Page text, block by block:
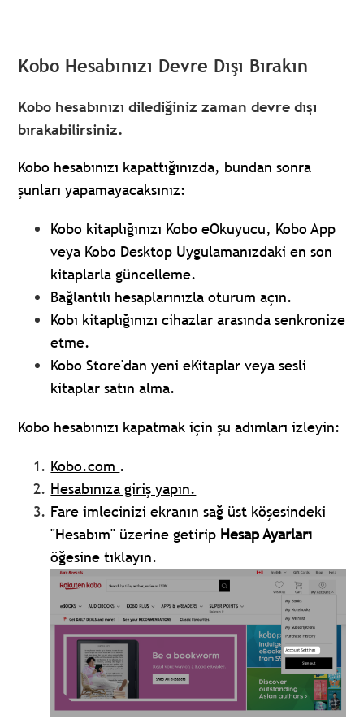
Kobo Hesabınızı Devre Dışı Bırakın
Kobo hesabınızı dilediğiniz zaman devre dışı
bırakabilirsiniz.
Kobo hesabınızı kapattığınızda, bundan sonra
şunları yapamayacaksınız:
Kobo kitaplığınızı Kobo eOkuyucu, Kobo App
veya Kobo Desktop Uygulamanızdaki en son
kitaplarla güncelleme.
Bağlantılı hesaplarınızla oturum açın.
Kobı kitaplığınızı cihazlar arasında senkronize
etme.
Kobo Store'dan yeni eKitaplar veya sesli
kitaplar satın alma.
Kobo hesabınızı kapatmak için şu adımları izleyin:
Kobo.com .
Hesabınıza giriş yapın.
Fare imlecinizi ekranın sağ üst köşesindeki
"Hesabım" üzerine getirip Hesap Ayarları
öğesine tıklayın.